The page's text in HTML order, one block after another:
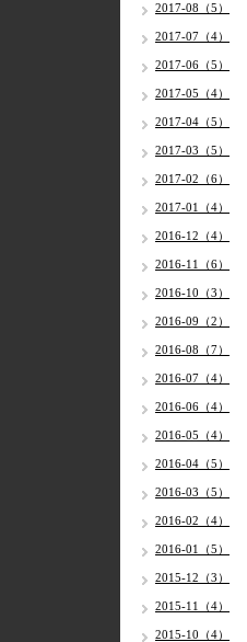
2017-08（5）
2017-07（4）
2017-06（5）
2017-05（4）
2017-04（5）
2017-03（5）
2017-02（6）
2017-01（4）
2016-12（4）
2016-11（6）
2016-10（3）
2016-09（2）
2016-08（7）
2016-07（4）
2016-06（4）
2016-05（4）
2016-04（5）
2016-03（5）
2016-02（4）
2016-01（5）
2015-12（3）
2015-11（4）
2015-10（4）